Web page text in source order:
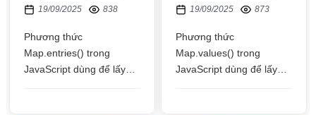
JavaScript
19/09/2025 838
Phương thức
Map.entries() trong
JavaScript dùng để lấy
JavaScript
19/09/2025 873
Phương thức
Map.values() trong
JavaScript dùng để lấy